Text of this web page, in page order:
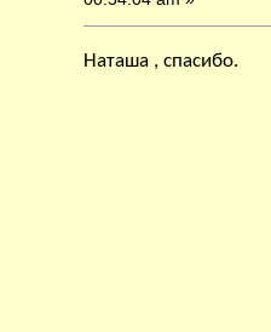
Наташа , спасибо.